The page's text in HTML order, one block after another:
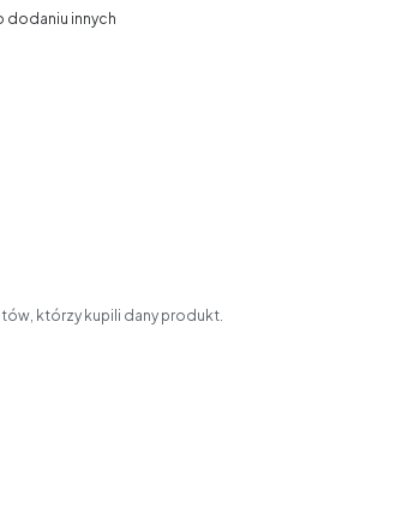
dodaniu innych
którzy kupili dany produkt.